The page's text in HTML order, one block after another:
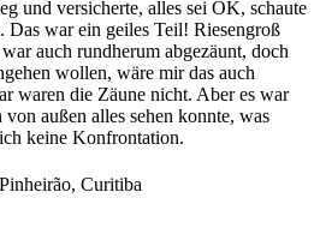
und versicherte, alles sei OK, schaute
Das war ein geiles Teil! Riesengroß
auch rundherum abgezäunt, doch
wollen, wäre mir das auch
waren die Zäune nicht. Aber es war
außen alles sehen konnte, was
keine Konfrontation.
Curitiba